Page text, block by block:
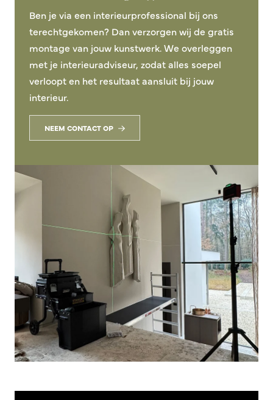
Ben je via een interieurprofessional bij ons
terechtgekomen? Dan verzorgen wij de gratis
montage van jouw kunstwerk. We overleggen
met je interieuradviseur, zodat alles soepel
verloopt en het resultaat aansluit bij jouw
interieur.
NEEM CONTACT OP